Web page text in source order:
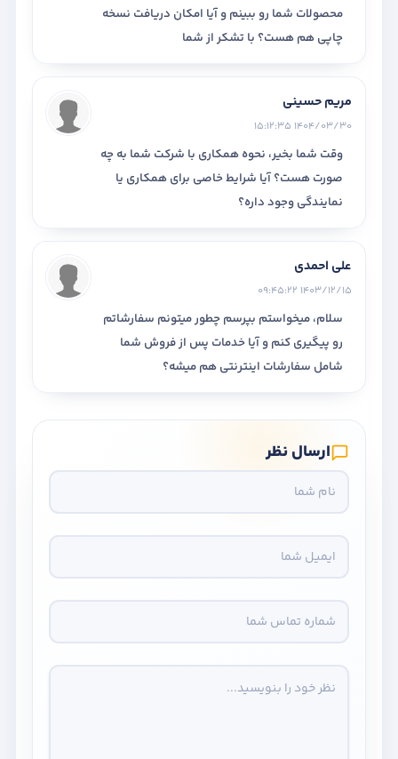
محصولات شما رو ببینم و آیا امکان دریافت نسخه
چاپی هم هست؟ با تشکر از شما
مریم حسینی
1404/03/30 15:12:35
وقت شما بخیر، نحوه همکاری با شرکت شما به چه
صورت هست؟ آیا شرایط خاصی برای همکاری یا
نمایندگی وجود داره؟
علی احمدی
1403/12/15 09:45:22
سلام، میخواستم بپرسم چطور میتونم سفارشاتم
رو پیگیری کنم و آیا خدمات پس از فروش شما
شامل سفارشات اینترنتی هم میشه؟
ارسال نظر